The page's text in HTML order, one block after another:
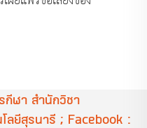
กีฬา สำนักวิชา
ลยีสุรนารี ; Facebook :